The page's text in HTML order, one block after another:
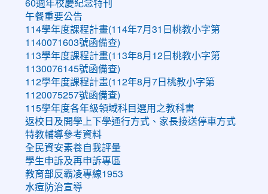
60週年校慶紀念特刊
午餐重要公告
114學年度課程計畫(114年7月31日桃教小字第
1140071603號函備查)
113學年度課程計畫(113年8月12日桃教小字第
1130076145號函備查)
112學年度課程計畫(112年8月7日桃教小字第
1120075257號函備查)
115學年度各年級領域科目選用之教科書
返校日及開學上下學通行方式、家長接送停車方式
特教輔導參考資料
全民資安素養自我評量
學生申訴及再申訴專區
教育部反霸凌專線1953
水痘防治宣導